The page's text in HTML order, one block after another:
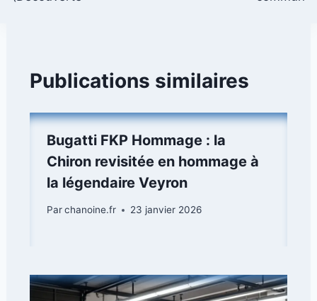
Publications similaires
Bugatti FKP Hommage : la
Chiron revisitée en hommage à
la légendaire Veyron
Parchanoine.fr 23 janvier 2026